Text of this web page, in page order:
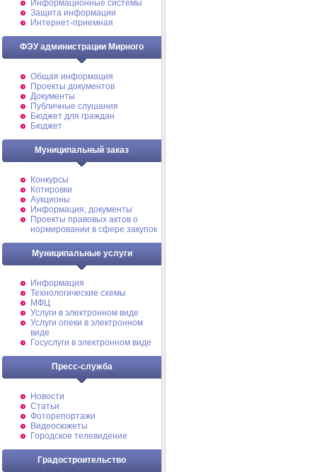
Информационные системы
Защита информации
Интернет-приемная
ФЭУ администрации Мирного
Общая информация
Проекты документов
Документы
Публичные слушания
Бюджет для граждан
Бюджет
Муниципальный заказ
Конкурсы
Котировки
Аукционы
Информация, документы
Проекты правовых актов о
нормировании в сфере закупок
Муниципальные услуги
Информация
Технологические схемы
МФЦ
Услуги в электронном виде
Услуги опеки в электронном
виде
Госуслуги в электронном виде
Пресс-служба
Новости
Статьи
Фоторепортажи
Видеосюжеты
Городское телевидение
Градостроительство